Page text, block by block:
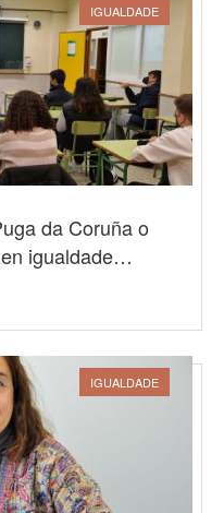
IGUALDADE
da Coruña o
igualdade…
IGUALDADE